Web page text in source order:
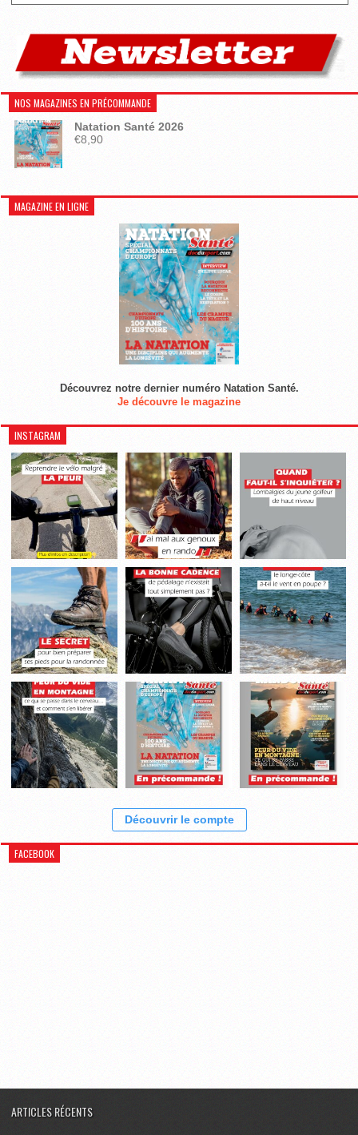
NOS MAGAZINES EN PRÉCOMMANDE
Natation Santé 2026
€8,90
MAGAZINE EN LIGNE
Découvrez notre dernier numéro Natation Santé.
Je découvre le magazine
INSTAGRAM
Découvrir le compte
FACEBOOK
ARTICLES RÉCENTS